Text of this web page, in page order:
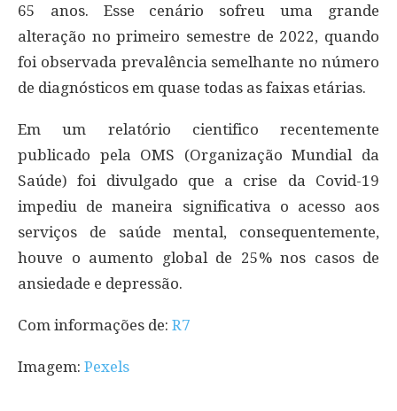
65 anos. Esse cenário sofreu uma grande
alteração no primeiro semestre de 2022, quando
foi observada prevalência semelhante no número
de diagnósticos em quase todas as faixas etárias.
Em um relatório cientifico recentemente
publicado pela OMS (Organização Mundial da
Saúde) foi divulgado que a crise da Covid-19
impediu de maneira significativa o acesso aos
serviços de saúde mental, consequentemente,
houve o aumento global de 25% nos casos de
ansiedade e depressão.
Com informações de: R7
Imagem: Pexels